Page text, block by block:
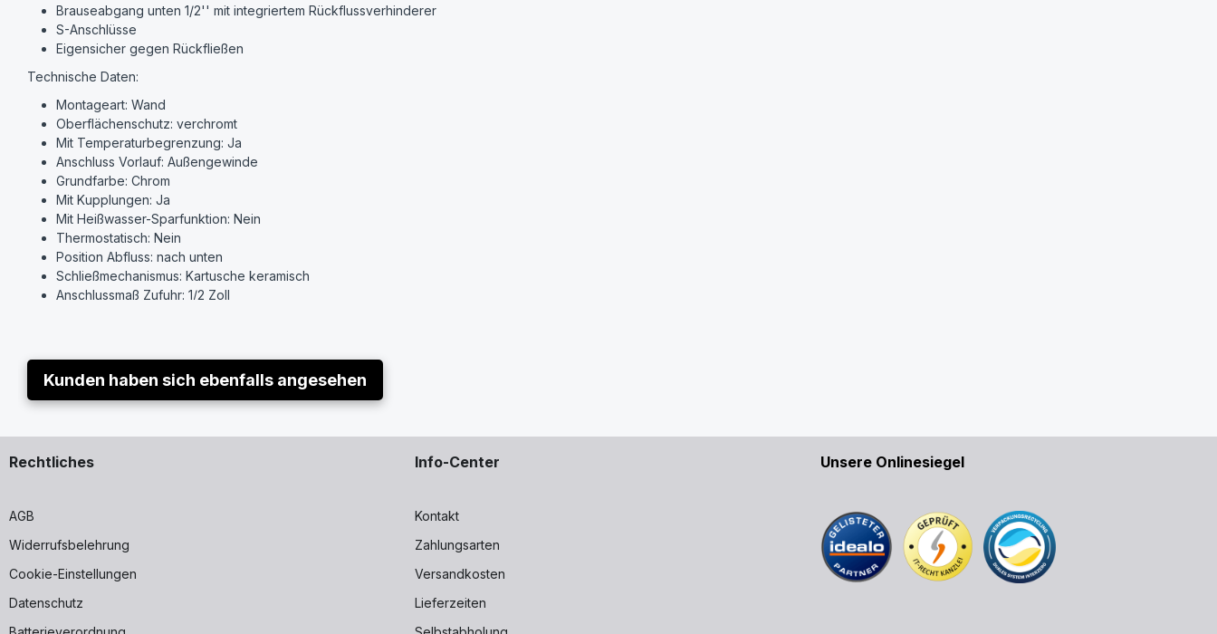
Brauseabgang unten 1/2'' mit integriertem Rückflussverhinderer
S-Anschlüsse
Eigensicher gegen Rückfließen
Technische Daten:
Montageart: Wand
Oberflächenschutz: verchromt
Mit Temperaturbegrenzung: Ja
Anschluss Vorlauf: Außengewinde
Grundfarbe: Chrom
Mit Kupplungen: Ja
Mit Heißwasser-Sparfunktion: Nein
Thermostatisch: Nein
Position Abfluss: nach unten
Schließmechanismus: Kartusche keramisch
Anschlussmaß Zufuhr: 1/2 Zoll
Nenninnendurchmesser Auslass: 1/2 Zoll
Wassersparposition: Ja
Mit Umstelleinheit: Nein
Kunden haben sich ebenfalls angesehen
Rechtliches
AGB
Widerrufsbelehrung
Cookie-Einstellungen
Datenschutz
Info-Center
Kontakt
Zahlungsarten
Versandkosten
Lieferzeiten
Unsere Onlinesiegel